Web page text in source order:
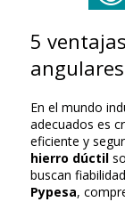
5
En el mundo
adecuados es
eficiente y
hierro dúctil
buscan
Pypesa,